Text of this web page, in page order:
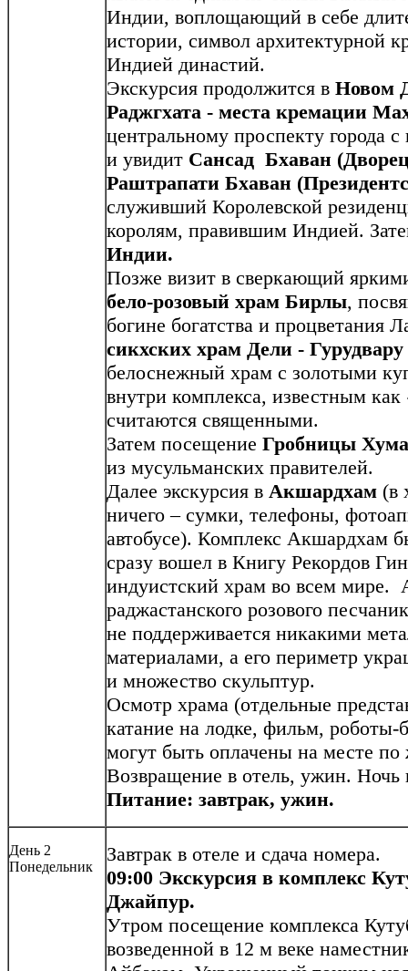
Индии, воплощающий в себе
истории, символ архитектурной
Индией династий.
Экскурсия продолжится в Новом
Раджгхата - места кремации
центральному проспекту города
и увидит Сансад Бхаван
Раштрапати Бхаван
служивший Королевской
королям, правившим Индией.
Индии.
Позже визит в сверкающий
бело-розовый храм Бирлы,
богине богатства и процветания
сикхских храм Дели -
белоснежный храм с золотыми
внутри комплекса, известным
считаются священными.
Затем посещение Гробницы
из мусульманских правителей.
Далее экскурсия в Акшардхам (в
ничего – сумки, телефоны,
автобусе). Комплекс Акшардхам
сразу вошел в Книгу Рекордов
индуистский храм во всем мире.
раджастанского розового
не поддерживается никакими
материалами, а его периметр
и множество скульптур.
Осмотр храма (отдельные
катание на лодке, фильм, роботы-
могут быть оплачены на месте
Возвращение в отель, ужин. Ночь
Питание: завтрак, ужин.
День 2
Понедельник
Завтрак в отеле и сдача номера.
09:00 Экскурсия в комплекс
Джайпур.
Утром посещение комплекса
возведенной в 12 м веке